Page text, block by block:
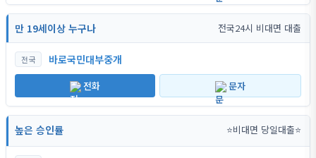
만 19세이상 누구나 전국24시 비대면 대출
전국 바로국민대부중개
전화 문자
높은 승인률 ⭐비대면 당일대출⭐